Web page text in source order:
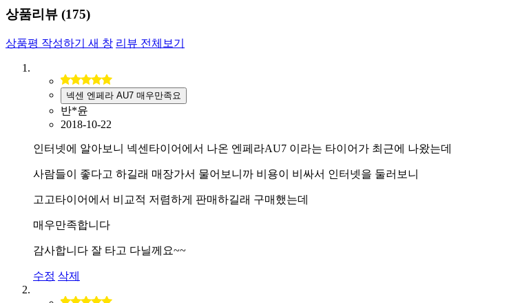
상품리뷰 (175)
상품평 작성하기 새 창 리뷰 전체보기
넥센 엔페라 AU7 매우만족요
반*윤
2018-10-22
인터넷에 알아보니 넥센타이어에서 나온 엔페라AU7 이라는 타이어가 최근에 나왔는데
사람들이 좋다고 하길래 매장가서 물어보니까 비용이 비싸서 인터넷을 둘러보니
고고타이어에서 비교적 저렴하게 판매하길래 구매했는데
매우만족합니다
감사합니다 잘 타고 다닐께요~~
수정 삭제